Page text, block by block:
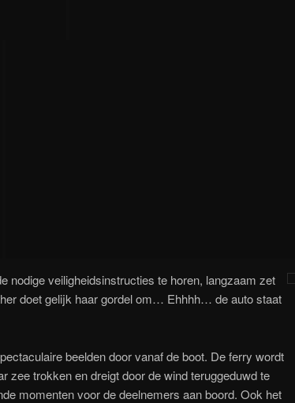
nodige veiligheidsinstructies te horen, langzaam zet
doet gelijk haar gordel om… Ehhhh… de auto staat
beelden door vanaf de boot. De ferry wordt
zee trokken en dreigt door de wind teruggeduwd te
momenten voor de deelnemers aan boord. Ook het